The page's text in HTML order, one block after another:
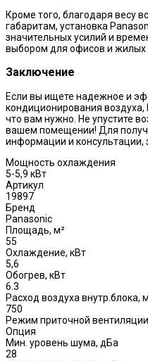
Кроме того, благодаря весу
габаритам, установка
значительных усилий и
выбором для офисов и жилых
Заключение
Если вы ищете надежное и
кондиционирования воздуха,
что вам нужно. Не упустите
вашем помещении! Для
информации и консультации,
Мощность охлаждения
5-5,9 кВт
Артикул
19897
Бренд
Panasonic
Площадь, м²
55
Охлаждение, кВт
5,6
Обогрев, кВт
6.3
Расход воздуха внутр.блока,
750
Режим приточной вентиляции
Опция
Мин. уровень шума, дБа
28